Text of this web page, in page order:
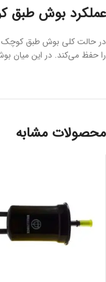
عملکرد بوش
را حفظ می‌کند. در این میان
محصولات مشابه